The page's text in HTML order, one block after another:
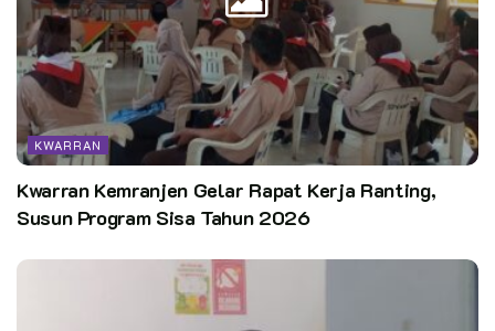
KWARRAN
Kwarran Kemranjen Gelar Rapat Kerja Ranting,
Susun Program Sisa Tahun 2026